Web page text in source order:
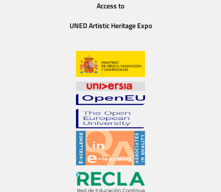
Access to
UNED Artistic Heritage Expo